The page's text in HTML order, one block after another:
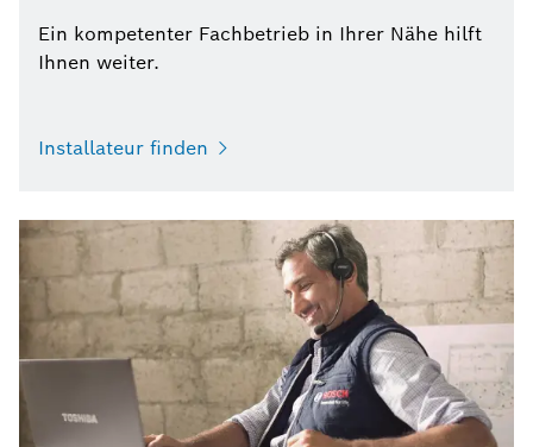
Ein kompetenter Fachbetrieb in Ihrer Nähe hilft
Ihnen weiter.
Installateur finden